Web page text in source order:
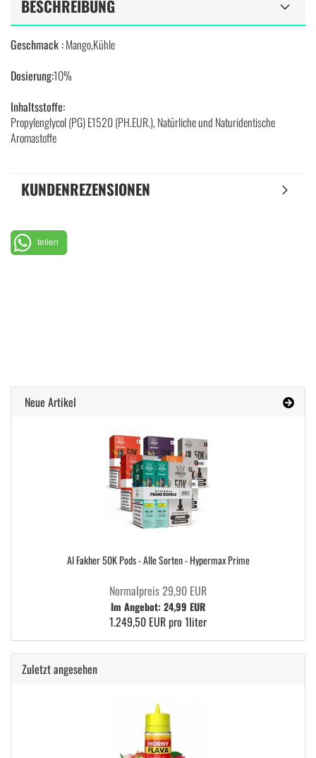
BESCHREIBUNG
Geschmack :Mango,Kühle
Dosierung:10%
Inhaltsstoffe:
Propylenglycol (PG) E1520 (PH.EUR.), Natürliche und Naturidentische
Aromastoffe
KUNDENREZENSIONEN
teilen
Neue Artikel
Al Fakher 50K Pods - Alle Sorten - Hypermax Prime
Normalpreis 29,90 EUR
Im Angebot: 24,99 EUR
1.249,50 EUR pro 1liter
Zuletzt angesehen